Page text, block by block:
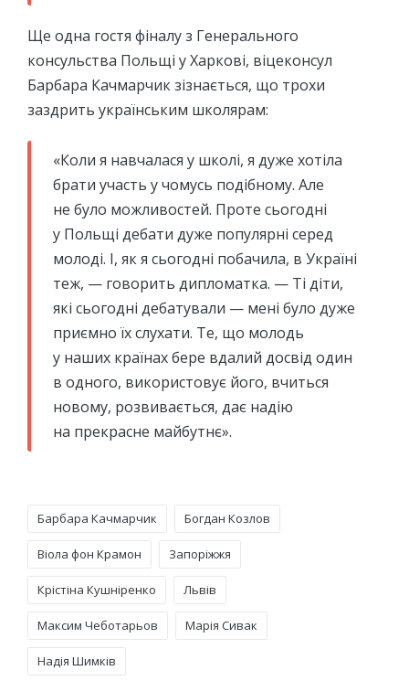
Ще одна гостя фіналу з Генерального
консульства Польщі у Харкові, віцеконсул
Барбара Качмарчик зізнається, що трохи
заздрить українським школярам:
«Коли я навчалася у школі, я дуже хотіла
брати участь у чомусь подібному. Але
не було можливостей. Проте сьогодні
у Польщі дебати дуже популярні серед
молоді. І, як я сьогодні побачила, в Україні
теж, — говорить дипломатка. — Ті діти,
які сьогодні дебатували — мені було дуже
приємно їх слухати. Те, що молодь
у наших країнах бере вдалий досвід один
в одного, використовує його, вчиться
новому, розвивається, дає надію
на прекрасне майбутнє».
Барбара Качмарчик Богдан Козлов
Віола фон Крамон Запоріжжя
Крістіна Кушніренко Львів
Максим Чеботарьов Марія Сивак
Надія Шимків